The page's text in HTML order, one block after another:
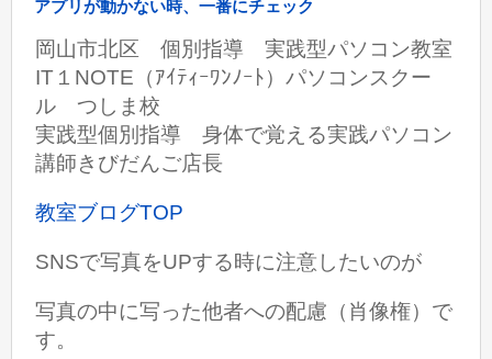
アプリが動かない時、一番にチェック
岡山市北区 個別指導 実践型パソコン教室
IT１NOTE（ｱｲﾃｨｰﾜﾝﾉｰﾄ）パソコンスクー
ル つしま校
実践型個別指導 身体で覚える実践パソコン
講師きびだんご店長
教室ブログTOP
SNSで写真をUPする時に注意したいのが
写真の中に写った他者への配慮（肖像権）で
す。